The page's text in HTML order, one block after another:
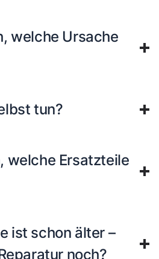
welche Ursache
tun?
welche Ersatzteile
ist schon älter –
noch?